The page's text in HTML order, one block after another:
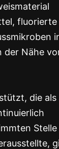
fluorierte
der Nähe
die als
Stelle